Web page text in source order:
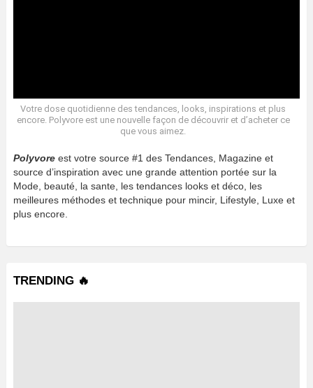
Votre dose quotidienne des tendances, looks, inspirations et plus
encore. Polyvore est une nouvelle façon de découvrir et d’acheter ce
que vous aimez.
Polyvore est votre source #1 des Tendances, Magazine et
source d’inspiration avec une grande attention portée sur la
Mode, beauté, la sante, les tendances looks et déco, les
meilleures méthodes et technique pour mincir, Lifestyle, Luxe et
plus encore.
TRENDING 🔥